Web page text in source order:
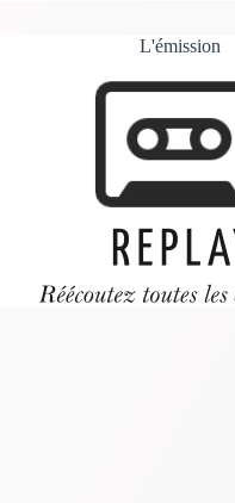
L'émission